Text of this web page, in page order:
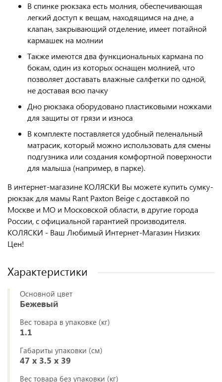
В спинке рюкзака есть молния, обеспечивающая
легкий доступ к вещам, находящимся на дне, а
клапан, закрывающий отделение, имеет потайной
кармашек на молнии
Также имеются два функциональных кармана по
бокам, один из которых оснащен молнией, что
позволяет доставать влажные салфетки по одной,
не доставая всю пачку
Дно рюкзака оборудовано пластиковыми ножками
для защиты от грязи и износа
В комплекте поставляется удобный пеленальный
матрасик, который можно использовать для смены
подгузника или создания комфортной поверхности
для малыша (например, в парке).
В интернет-магазине КОЛЯСКИ Вы можете купить сумку-
рюкзак для мамы Rant Paxton Beigeс доставкой по
Москве и МО и Московской области, в другие города
России, с официальной гарантией производителя.
КОЛЯСКИ - Ваш Любимый Интернет-Магазин Низких
Цен!
Характеристики
Основной цвет
Бежевый
Вес товара в упаковке (кг)
1.1
Габариты упаковки (см)
47 x 3.5 x 39
Вес товара без упаковки (кг)